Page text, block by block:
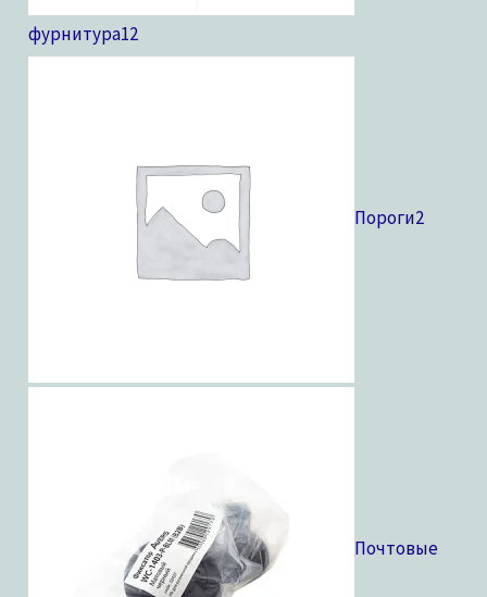
фурнитура12
Пороги2
Почтовые